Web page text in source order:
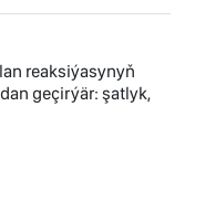
reaksiýasynyň
geçirýär: şatlyk,